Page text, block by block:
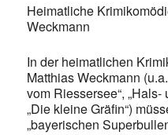
Heimatliche
Weckmann
In der heimatlichen
Matthias Weckmann
vom Riessersee“, „Hals-
„Die kleine Gräfin“)
„bayerischen